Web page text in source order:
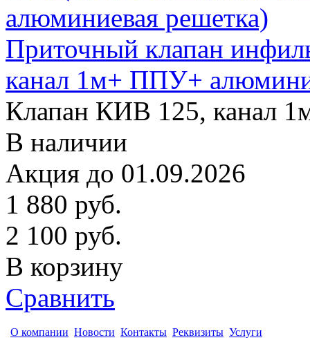
Приточный клапан
канал 1м+ ППУ+
Клапан КИВ 125, канал
В наличии
Акция до 01.09.2026
1 880 руб.
2 100 руб.
В корзину
Сравнить
О компании Новости Контакты Реквизиты Услуги